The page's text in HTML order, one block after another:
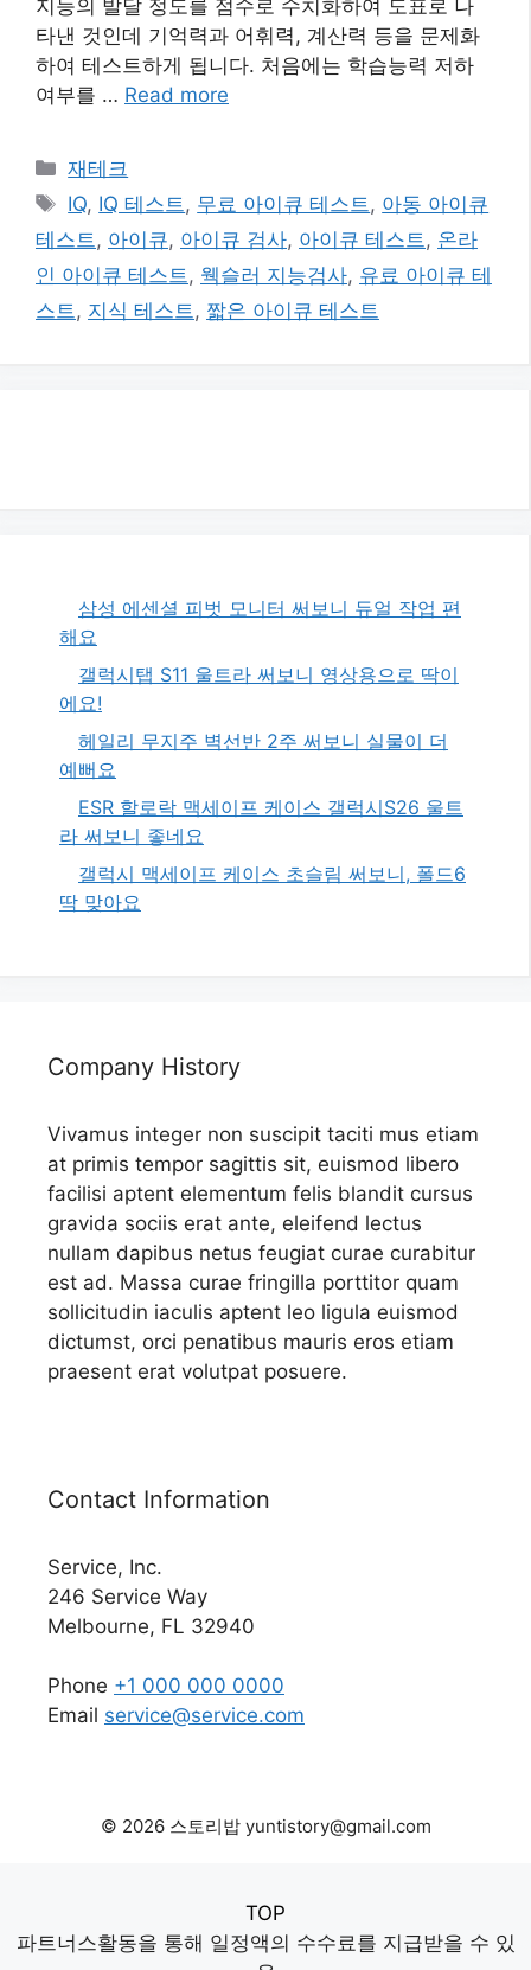
지능의 발달 정도를 점수로 수치화하여 도표로 나
타낸 것인데 기억력과 어휘력, 계산력 등을 문제화
하여 테스트하게 됩니다. 처음에는 학습능력 저하
여부를 … Read more
카
테
리
재테크
태
그
IQ, IQ 테스트 , 무료 아이큐 테스트 , 아동 아이큐
테스트 , 아이큐, 아이큐 검사, 아이큐 테스트 , 온라
인 아이큐 테스트 , 웩슬러 지능검사, 유료 아이큐 테
스트 , 지식 테스트 , 짧은 아이큐 테스트
삼성 에센셜 피벗 모니터 써보니 듀얼 작업 편
해요
갤럭시탭 S11 울트라 써보니 영상용으로 딱이
에요!
헤일리 무지주 벽선반 2주 써보니 실물이 더
예뻐요
ESR 할로락 맥세이프 케이스 갤럭시S26 울트
라 써보니 좋네요
갤럭시 맥세이프 케이스 초슬림 써보니, 폴드6
딱 맞아요
Company History
Vivamus integer non suscipit taciti mus etiam
at primis tempor sagittis sit, euismod libero
facilisi aptent elementum felis blandit cursus
gravida sociis erat ante, eleifend lectus
nullam dapibus netus feugiat curae curabitur
est ad. Massa curae fringilla porttitor quam
sollicitudin iaculis aptent leo ligula euismod
dictumst, orci penatibus mauris eros etiam
praesent erat volutpat posuere.
Contact Information
Service, Inc.
246 Service Way
Melbourne, FL 32940
Phone +1 000 000 0000
Email service@service.com
© 2026 스토리밥 yuntistory@gmail.com
TOP
파트너스활동을 통해 일정액의 수수료를 지급받을 수 있